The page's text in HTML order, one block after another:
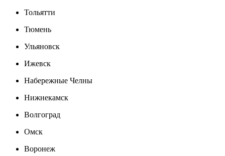
Тольятти
Тюмень
Ульяновск
Ижевск
Набережные Челны
Нижнекамск
Волгоград
Омск
Воронеж